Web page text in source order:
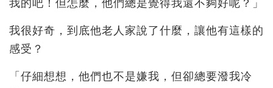
我的吧！但怎麼，他們總是覺得我還不夠好呢？」
我很好奇，到底他老人家說了什麼，讓他有這樣的
感受？
「仔細想想，他們也不是嫌我，但卻總要潑我冷